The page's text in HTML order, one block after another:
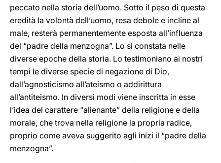
peccato nella storia dell’uomo. Sotto il peso di questa
eredità la volontà dell’uomo, resa debole e incline al
male, resterà permanentemente esposta all’influenza
del “padre della menzogna”. Lo si constata nelle
diverse epoche della storia. Lo testimoniano ai nostri
tempi le diverse specie di negazione di Dio,
dall’agnosticismo all’ateismo o addirittura
all’antiteismo. In diversi modi viene inscritta in esse
l’idea del carattere “alienante” della religione e della
morale, che trova nella religione la propria radice,
proprio come aveva suggerito agli inizi il “padre della
menzogna”.